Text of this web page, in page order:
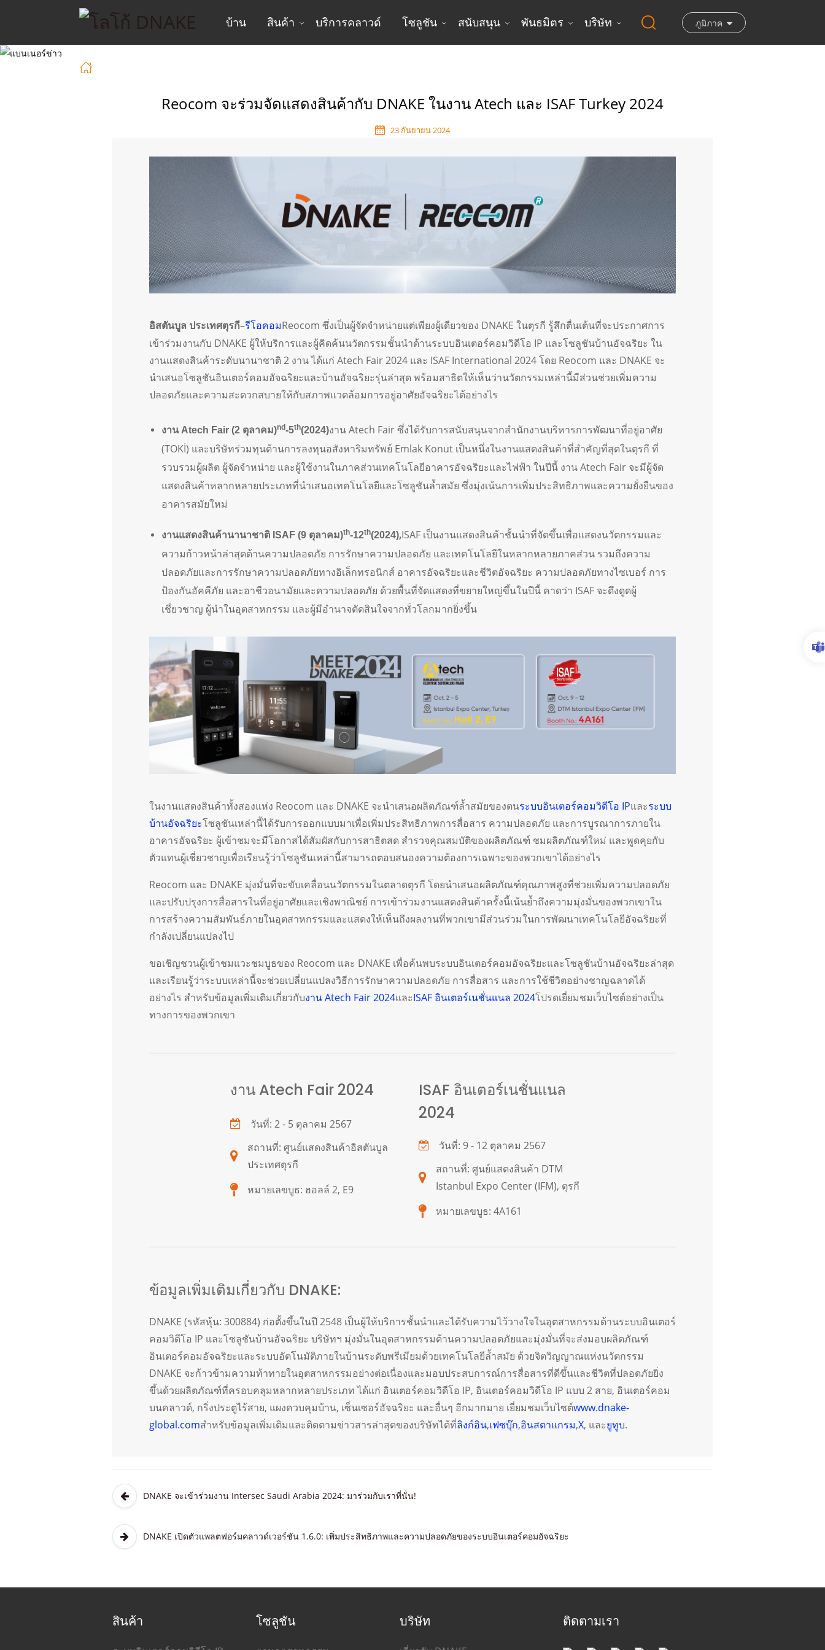
บ้าน สินค้า บริการคลาวด์ โซลูชัน สนับสนุน พันธมิตร บริษัท ภูมิภาค
Reocom จะร่วมจัดแสดงสินค้ากับ DNAKE ในงาน Atech และ ISAF Turkey 2024
23 กันยายน 2024
อิสตันบูล ประเทศตุรกี–รีโอคอมReocom ซึ่งเป็นผู้จัดจำหน่ายแต่เพียงผู้เดียวของ DNAKE ในตุรกี รู้สึกตื่นเต้นที่จะประกาศการ
เข้าร่วมงานกับ DNAKE ผู้ให้บริการและผู้คิดค้นนวัตกรรมชั้นนำด้านระบบอินเตอร์คอมวิดีโอ IP และโซลูชันบ้านอัจฉริยะ ใน
งานแสดงสินค้าระดับนานาชาติ 2 งาน ได้แก่ Atech Fair 2024 และ ISAF International 2024 โดย Reocom และ DNAKE จะ
นำเสนอโซลูชันอินเตอร์คอมอัจฉริยะและบ้านอัจฉริยะรุ่นล่าสุด พร้อมสาธิตให้เห็นว่านวัตกรรมเหล่านี้มีส่วนช่วยเพิ่มความ
ปลอดภัยและความสะดวกสบายให้กับสภาพแวดล้อมการอยู่อาศัยอัจฉริยะได้อย่างไร
งาน Atech Fair (2 ตุลาคม)nd-5th(2024)งาน Atech Fair ซึ่งได้รับการสนับสนุนจากสำนักงานบริหารการพัฒนาที่อยู่อาศัย
(TOKİ) และบริษัทร่วมทุนด้านการลงทุนอสังหาริมทรัพย์ Emlak Konut เป็นหนึ่งในงานแสดงสินค้าที่สำคัญที่สุดในตุรกี ที่
รวบรวมผู้ผลิต ผู้จัดจำหน่าย และผู้ใช้งานในภาคส่วนเทคโนโลยีอาคารอัจฉริยะและไฟฟ้า ในปีนี้ งาน Atech Fair จะมีผู้จัด
แสดงสินค้าหลากหลายประเภทที่นำเสนอเทคโนโลยีและโซลูชันล้ำสมัย ซึ่งมุ่งเน้นการเพิ่มประสิทธิภาพและความยั่งยืนของ
อาคารสมัยใหม่
งานแสดงสินค้านานาชาติ ISAF (9 ตุลาคม)th-12th(2024),ISAF เป็นงานแสดงสินค้าชั้นนำที่จัดขึ้นเพื่อแสดงนวัตกรรมและ
ความก้าวหน้าล่าสุดด้านความปลอดภัย การรักษาความปลอดภัย และเทคโนโลยีในหลากหลายภาคส่วน รวมถึงความ
ปลอดภัยและการรักษาความปลอดภัยทางอิเล็กทรอนิกส์ อาคารอัจฉริยะและชีวิตอัจฉริยะ ความปลอดภัยทางไซเบอร์ การ
ป้องกันอัคคีภัย และอาชีวอนามัยและความปลอดภัย ด้วยพื้นที่จัดแสดงที่ขยายใหญ่ขึ้นในปีนี้ คาดว่า ISAF จะดึงดูดผู้
เชี่ยวชาญ ผู้นำในอุตสาหกรรม และผู้มีอำนาจตัดสินใจจากทั่วโลกมากยิ่งขึ้น
ในงานแสดงสินค้าทั้งสองแห่ง Reocom และ DNAKE จะนำเสนอผลิตภัณฑ์ล้ำสมัยของตนระบบอินเตอร์คอมวิดีโอ IPและระบบ
บ้านอัจฉริยะโซลูชันเหล่านี้ได้รับการออกแบบมาเพื่อเพิ่มประสิทธิภาพการสื่อสาร ความปลอดภัย และการบูรณาการภายใน
อาคารอัจฉริยะ ผู้เข้าชมจะมีโอกาสได้สัมผัสกับการสาธิตสด สำรวจคุณสมบัติของผลิตภัณฑ์ ชมผลิตภัณฑ์ใหม่ และพูดคุยกับ
ตัวแทนผู้เชี่ยวชาญเพื่อเรียนรู้ว่าโซลูชันเหล่านี้สามารถตอบสนองความต้องการเฉพาะของพวกเขาได้อย่างไร
Reocom และ DNAKE มุ่งมั่นที่จะขับเคลื่อนนวัตกรรมในตลาดตุรกี โดยนำเสนอผลิตภัณฑ์คุณภาพสูงที่ช่วยเพิ่มความปลอดภัย
และปรับปรุงการสื่อสารในที่อยู่อาศัยและเชิงพาณิชย์ การเข้าร่วมงานแสดงสินค้าครั้งนี้เน้นย้ำถึงความมุ่งมั่นของพวกเขาใน
การสร้างความสัมพันธ์ภายในอุตสาหกรรมและแสดงให้เห็นถึงผลงานที่พวกเขามีส่วนร่วมในการพัฒนาเทคโนโลยีอัจฉริยะที่
กำลังเปลี่ยนแปลงไป
ขอเชิญชวนผู้เข้าชมแวะชมบูธของ Reocom และ DNAKE เพื่อค้นพบระบบอินเตอร์คอมอัจฉริยะและโซลูชันบ้านอัจฉริยะล่าสุด
และเรียนรู้ว่าระบบเหล่านี้จะช่วยเปลี่ยนแปลงวิธีการรักษาความปลอดภัย การสื่อสาร และการใช้ชีวิตอย่างชาญฉลาดได้
อย่างไร สำหรับข้อมูลเพิ่มเติมเกี่ยวกับงาน Atech Fair 2024และISAF อินเตอร์เนชั่นแนล 2024โปรดเยี่ยมชมเว็บไซต์อย่างเป็น
ทางการของพวกเขา
งาน Atech Fair 2024
วันที่: 2 - 5 ตุลาคม 2567
สถานที่: ศูนย์แสดงสินค้าอิสตันบูล
ประเทศตุรกี
หมายเลขบูธ: ฮอลล์ 2, E9
ISAF อินเตอร์เนชั่นแนล
2024
วันที่: 9 - 12 ตุลาคม 2567
สถานที่: ศูนย์แสดงสินค้า DTM
Istanbul Expo Center (IFM), ตุรกี
หมายเลขบูธ: 4A161
ข้อมูลเพิ่มเติมเกี่ยวกับ DNAKE:
DNAKE (รหัสหุ้น: 300884) ก่อตั้งขึ้นในปี 2548 เป็นผู้ให้บริการชั้นนำและได้รับความไว้วางใจในอุตสาหกรรมด้านระบบอินเตอร์
คอมวิดีโอ IP และโซลูชันบ้านอัจฉริยะ บริษัทฯ มุ่งมั่นในอุตสาหกรรมด้านความปลอดภัยและมุ่งมั่นที่จะส่งมอบผลิตภัณฑ์
อินเตอร์คอมอัจฉริยะและระบบอัตโนมัติภายในบ้านระดับพรีเมียมด้วยเทคโนโลยีล้ำสมัย ด้วยจิตวิญญาณแห่งนวัตกรรม
DNAKE จะก้าวข้ามความท้าทายในอุตสาหกรรมอย่างต่อเนื่องและมอบประสบการณ์การสื่อสารที่ดีขึ้นและชีวิตที่ปลอดภัยยิ่ง
ขึ้นด้วยผลิตภัณฑ์ที่ครอบคลุมหลากหลายประเภท ได้แก่ อินเตอร์คอมวิดีโอ IP, อินเตอร์คอมวิดีโอ IP แบบ 2 สาย, อินเตอร์คอม
บนคลาวด์, กริ่งประตูไร้สาย, แผงควบคุมบ้าน, เซ็นเซอร์อัจฉริยะ และอื่นๆ อีกมากมาย เยี่ยมชมเว็บไซต์www.dnake-
global.comสำหรับข้อมูลเพิ่มเติมและติดตามข่าวสารล่าสุดของบริษัทได้ที่ลิงก์อิน,เฟซบุ๊ก,อินสตาแกรม,X, และยูทูบ.
DNAKE จะเข้าร่วมงาน Intersec Saudi Arabia 2024: มาร่วมกับเราที่นั่น!
DNAKE เปิดตัวแพลตฟอร์มคลาวด์เวอร์ชัน 1.6.0: เพิ่มประสิทธิภาพและความปลอดภัยของระบบอินเตอร์คอมอัจฉริยะ
สินค้า โซลูชัน บริษัท ติดตามเรา